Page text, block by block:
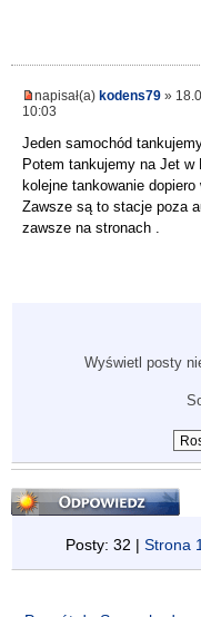
napisał(a) kodens79 »
10:03
Jeden samochód
Potem tankujemy na Jet w
kolejne tankowanie dopiero
Zawsze są to stacje poza
zawsze na stronach .
Wyświetl posty
Odpowiedz
Posty: 32 | Strona 1